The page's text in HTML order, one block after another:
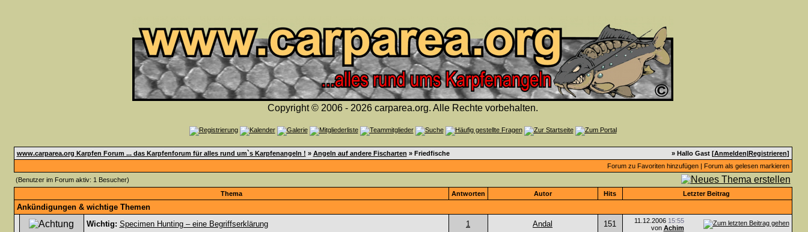
Copyright © 2006 - 2026 carparea.org. Alle Rechte vorbehalten.
www.carparea.org Karpfen Forum ... das Karpfenforum für alles rund um`s Karpfenangeln ! » Angeln auf andere Fischarten » Friedfische » Hallo Gast [Anmelden|Registrieren]
Forum zu Favoriten hinzufügen| Forum als gelesen markieren
(Benutzer im Forum aktiv: 1 Besucher)
Thema
Antworten Autor Hits Letzter Beitrag
Ankündigungen & wichtige Themen
Wichtig: Specimen Hunting – eine Begriffserklärung 1 Andal 151 11.12.2006 15:55
von Achim